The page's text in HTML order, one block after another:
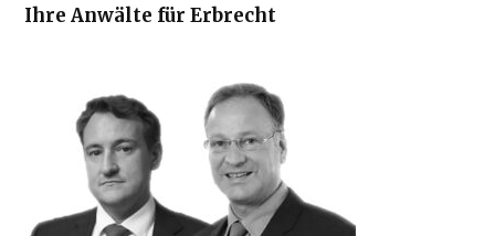
Ihre Anwälte für Erbrecht